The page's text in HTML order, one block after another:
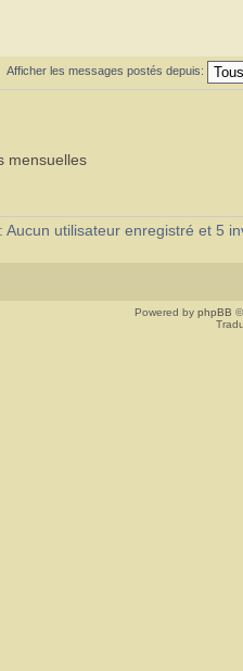
Afficher les messages postés depuis:
mensuelles
utilisateur enregistré et 5
Powered by phpBB